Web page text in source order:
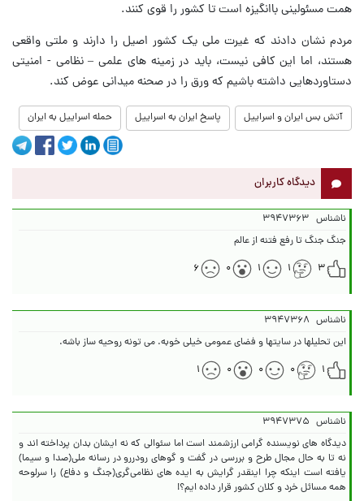
همت مسئولینی باانگیزه است تا کشور را قوی کنند.
مردم نشان دادند که غیرت ملی یک کشور اصیل را دارند و ملتی واقعی
هستند، اما این کافی نیست، باید در زمینه های علمی – نظامی - امنیتی
دستاوردهایی داشته باشیم که ورق را در صحنه میدانی عوض کند.
آتش بس ایران و اسراییل پاسخ ایران به اسراییل حمله اسراییل به ایران
دیدگاه کاربران
ناشناس ۳۹۴۷۳۶۳
جنگ جنگ تا رفع فتنه از عالم
۳
۱ ۱ ۰ ۶
ناشناس ۳۹۴۷۳۶۸
این تحلیلها در سایتها و فضای عمومی خیلی خوبه. می تونه روحیه ساز باشه.
۱
۰ ۰ ۰ ۱
ناشناس ۳۹۴۷۳۷۵
دیدگاه های نویسنده گرامی ارزشمند است اما سئوالی که نه ایشان بدان پرداخته اند و
نه تا به حال مجال طرح و بررسی در گفت و گوهای رودررو در رسانه ملی(صدا و سیما)
یافته است اینکه چرا اینقدر گرایش به ایده های نظامی‌گری(جنگ و دفاع) را سرلوحه
همه مسائل خرد و کلان کشور قرار داده ایم؟!